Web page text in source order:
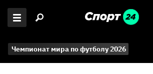
Чемпионат мира по футболу 2026